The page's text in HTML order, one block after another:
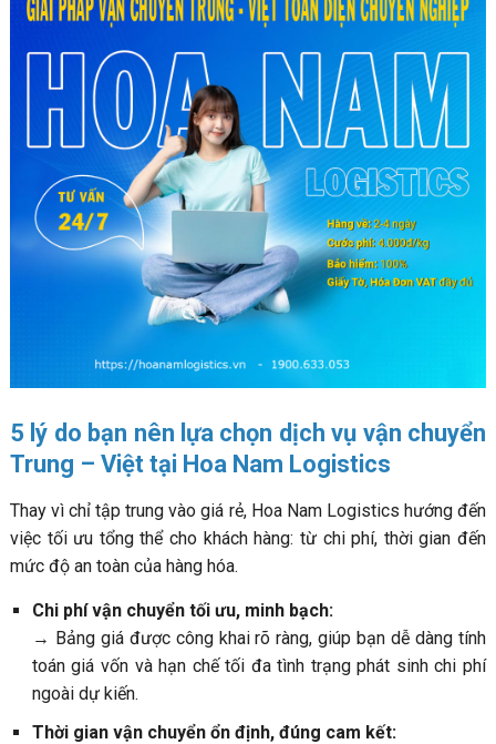
5 lý do bạn nên lựa chọn dịch vụ vận chuyển
Trung – Việt tại Hoa Nam Logistics
Thay vì chỉ tập trung vào giá rẻ, Hoa Nam Logistics hướng đến
việc tối ưu tổng thể cho khách hàng: từ chi phí, thời gian đến
mức độ an toàn của hàng hóa.
Chi phí vận chuyển tối ưu, minh bạch:
→ Bảng giá được công khai rõ ràng, giúp bạn dễ dàng tính
toán giá vốn và hạn chế tối đa tình trạng phát sinh chi phí
ngoài dự kiến.
Thời gian vận chuyển ổn định, đúng cam kết: